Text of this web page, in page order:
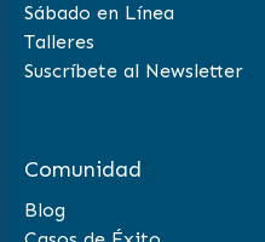
Sábado en Línea
Talleres
Suscríbete al Newsletter
Comunidad
Blog